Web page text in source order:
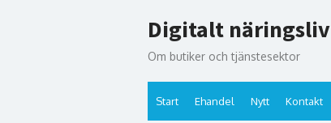
till
innehåll
Digitalt näringsliv
Om butiker och tjänstesektor
Start Ehandel Nytt Kontakt